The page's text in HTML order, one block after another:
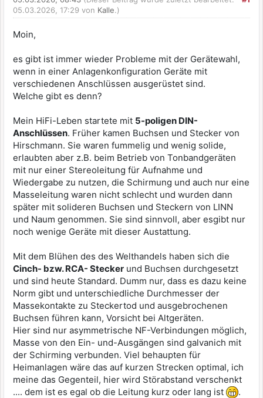
05.03.2026, 17:29 von Kalle.)
Moin,
es gibt ist immer wieder Probleme mit der Gerätewahl,
wenn in einer Anlagenkonfiguration Geräte mit
verschiedenen Anschlüssen ausgerüstet sind.
Welche gibt es denn?
Mein HiFi-Leben startete mit 5-poligen DIN-
Anschlüssen. Früher kamen Buchsen und Stecker von
Hirschmann. Sie waren fummelig und wenig solide,
erlaubten aber z.B. beim Betrieb von Tonbandgeräten
mit nur einer Stereoleitung für Aufnahme und
Wiedergabe zu nutzen, die Schirmung und auch nur eine
Masseleitung waren nicht schlecht und wurden dann
später mit solideren Buchsen und Steckern von LINN
und Naum genommen. Sie sind sinnvoll, aber esgibt nur
noch wenige Geräte mit dieser Austattung.
Mit dem Blühen des des Welthandels haben sich die
Cinch- bzw. RCA- Stecker und Buchsen durchgesetzt
und sind heute Standard. Dumm nur, dass es dazu keine
Norm gibt und unterschiedliche Durchmesser der
Massekontakte zu Steckertod und ausgebrochenen
Buchsen führen kann, Vorsicht bei Altgeräten.
Hier sind nur asymmetrische NF-Verbindungen möglich,
Masse von den Ein- und-Ausgängen sind galvanich mit
der Schirming verbunden. Viel behaupten für
Heimanlagen wäre das auf kurzen Strecken optimal, ich
meine das Gegenteil, hier wird Störabstand verschenkt
.... dem ist es egal ob die Leitung kurz oder lang ist
.